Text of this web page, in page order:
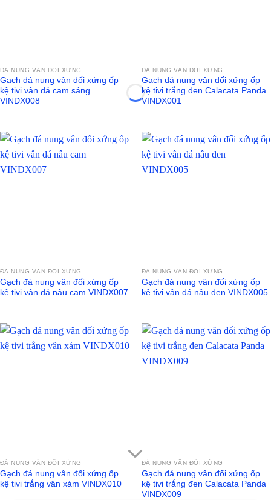
ĐÁ NUNG VÂN ĐỐI XỨNG
Gạch đá nung vân đối xứng ốp
kệ tivi vân đá cam sáng
VINDX008
ĐÁ NUNG VÂN ĐỐI XỨNG
Gạch đá nung vân đối xứng ốp
kệ tivi trắng đen Calacata Panda
VINDX001
ĐÁ NUNG VÂN ĐỐI XỨNG
Gạch đá nung vân đối xứng ốp
kệ tivi vân đá nâu cam VINDX007
ĐÁ NUNG VÂN ĐỐI XỨNG
Gạch đá nung vân đối xứng ốp
kệ tivi vân đá nâu đen VINDX005
ĐÁ NUNG VÂN ĐỐI XỨNG
Gạch đá nung vân đối xứng ốp
kệ tivi trắng vân xám VINDX010
ĐÁ NUNG VÂN ĐỐI XỨNG
Gạch đá nung vân đối xứng ốp
kệ tivi trắng đen Calacata Panda
VINDX009